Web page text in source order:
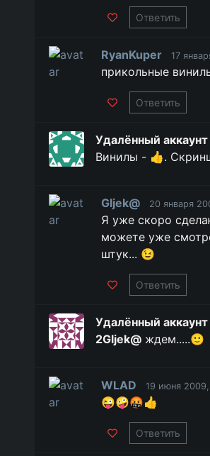
Ответить
RyanKuper 17
прикольные
Ответить
Удалённый аккаунт
Винилы - 👍.
Gljek@ 20 января
Я уже скоро
можете уже
штук... 😉
Ответить
Удалённый аккаунт
2Gljek@ ждем.....🙂
WLAD 19 июня
😜🤪🤬👍
Ответить